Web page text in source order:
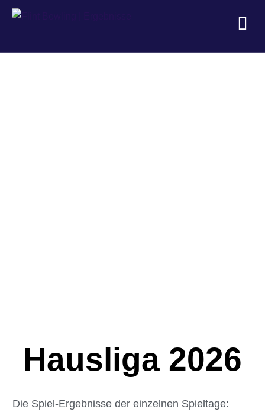
Hausliga 2026
Die Spiel-Ergebnisse der einzelnen Spieltage: